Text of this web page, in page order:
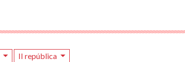
II república